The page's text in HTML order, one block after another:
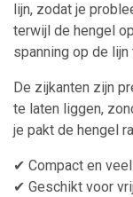
lijn, zodat je
terwijl de hengel
spanning op de lijn
De zijkanten zijn
te laten liggen,
je pakt de hengel
✔ Compact en
✔ Geschikt voor